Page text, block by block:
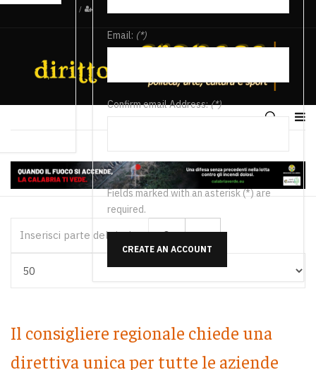
/
Email: (*)
Confirm email Address:(*)
Fields marked with an asterisk (*) are
required.
CREATE AN ACCOUNT
Il consigliere regionale chiede una
direttiva unica per tutte le aziende